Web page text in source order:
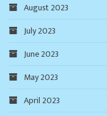
August 2023
July 2023
June 2023
May 2023
April 2023